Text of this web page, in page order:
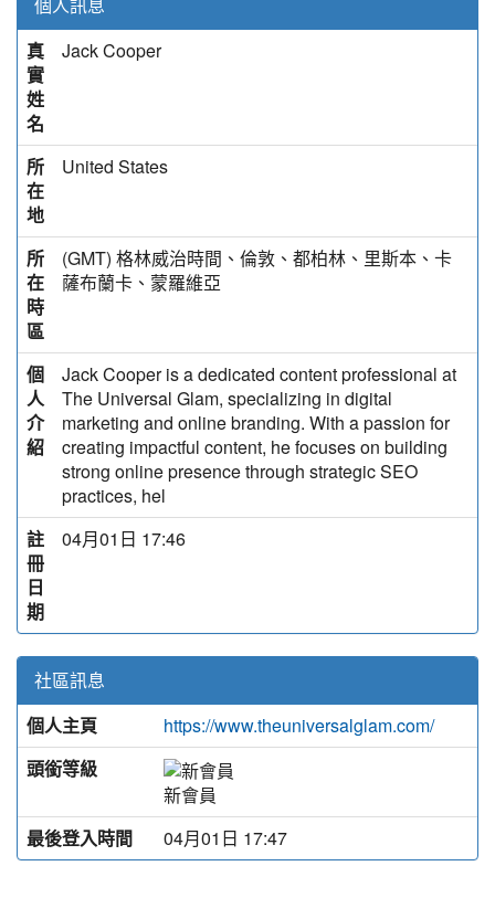
真
實
姓
名
Jack Cooper
所
在
地
United States
所
在
時
區
(GMT) 格林威治時間、倫敦、都柏林、里斯本、卡
薩布蘭卡、蒙羅維亞
個
人
介
紹
Jack Cooper is a dedicated content professional at
The Universal Glam, specializing in digital
marketing and online branding. With a passion for
creating impactful content, he focuses on building
strong online presence through strategic SEO
practices, hel
註
冊
日
期
04月01日 17:46
社區訊息
個人主頁
https://www.theuniversalglam.com/
頭銜等級
新會員
最後登入時間
04月01日 17:47